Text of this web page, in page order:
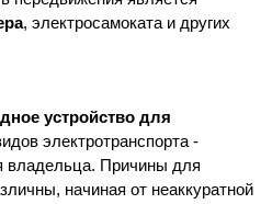
, электросамоката и других
устройство для
электротранспорта -
владельца. Причины для
начиная от неаккуратной